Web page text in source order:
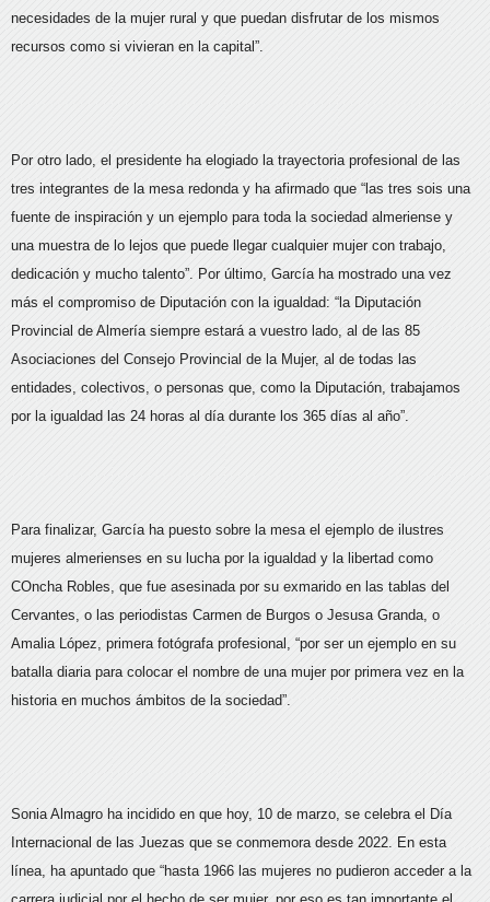
necesidades de la mujer rural y que puedan disfrutar de los mismos
recursos como si vivieran en la capital”.
Por otro lado, el presidente ha elogiado la trayectoria profesional de las
tres integrantes de la mesa redonda y ha afirmado que “las tres sois una
fuente de inspiración y un ejemplo para toda la sociedad almeriense y
una muestra de lo lejos que puede llegar cualquier mujer con trabajo,
dedicación y mucho talento”. Por último, García ha mostrado una vez
más el compromiso de Diputación con la igualdad: “la Diputación
Provincial de Almería siempre estará a vuestro lado, al de las 85
Asociaciones del Consejo Provincial de la Mujer, al de todas las
entidades, colectivos, o personas que, como la Diputación, trabajamos
por la igualdad las 24 horas al día durante los 365 días al año”.
Para finalizar, García ha puesto sobre la mesa el ejemplo de ilustres
mujeres almerienses en su lucha por la igualdad y la libertad como
COncha Robles, que fue asesinada por su exmarido en las tablas del
Cervantes, o las periodistas Carmen de Burgos o Jesusa Granda, o
Amalia López, primera fotógrafa profesional, “por ser un ejemplo en su
batalla diaria para colocar el nombre de una mujer por primera vez en la
historia en muchos ámbitos de la sociedad”.
Sonia Almagro ha incidido en que hoy, 10 de marzo, se celebra el Día
Internacional de las Juezas que se conmemora desde 2022. En esta
línea, ha apuntado que “hasta 1966 las mujeres no pudieron acceder a la